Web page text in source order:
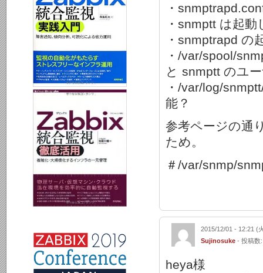
・
・snmptt は起
・snmptrapd の
・/var/spool/
と snmptt のユ
・/var/log/
能？
参考ページの通
ため。
＃/var/snmp/
2015/12/01 - 12:21 (
Sujinosuke - 投稿数
heya様